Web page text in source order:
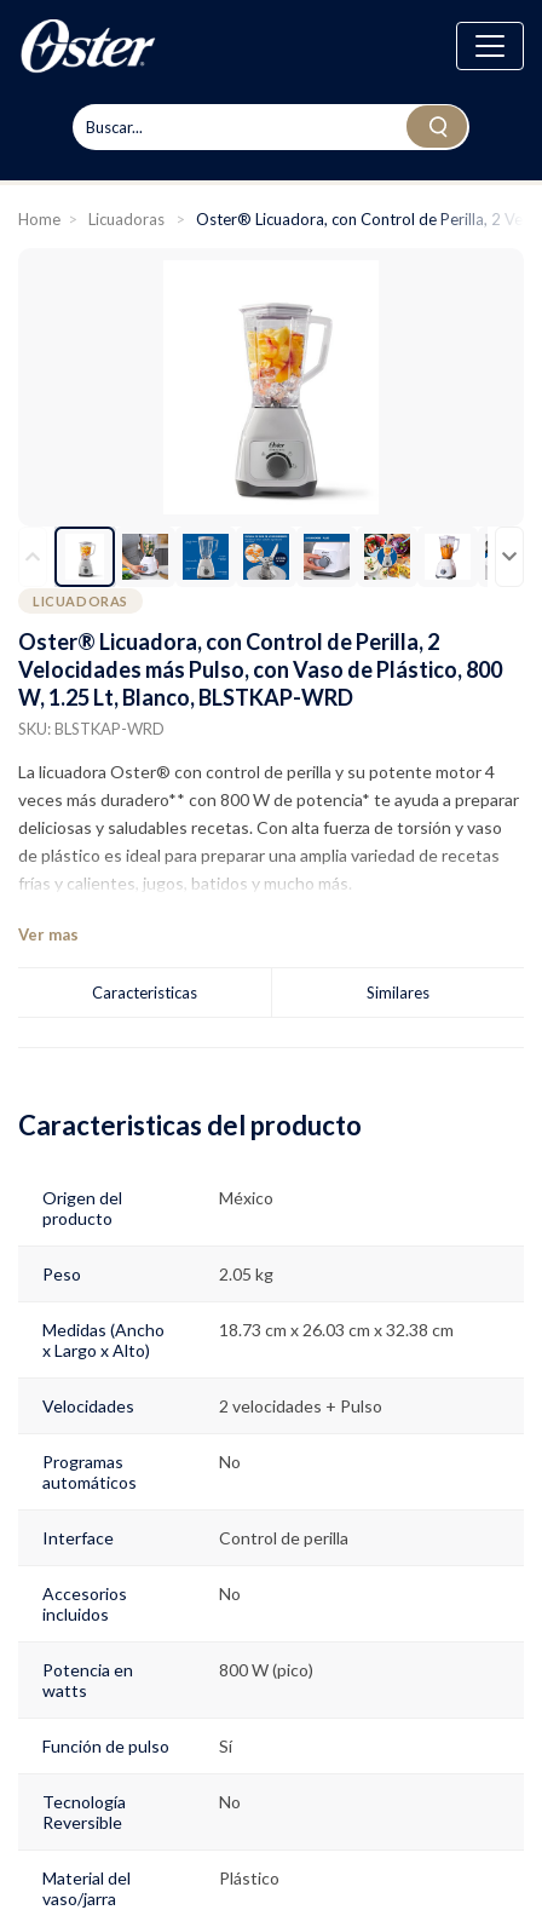
Home > Licuadoras > Oster® Licuadora, con Control de Perilla, 2
LICUADORAS
Oster® Licuadora, con Control de Perilla, 2
Velocidades más Pulso, con Vaso de Plástico, 800
W, 1.25 Lt, Blanco, BLSTKAP-WRD
SKU: BLSTKAP-WRD
La licuadora Oster® con control de perilla y su potente motor 4
veces más duradero** con 800 W de potencia* te ayuda a preparar
deliciosas y saludables recetas. Con alta fuerza de torsión y vaso
de plástico es ideal para preparar una amplia variedad de recetas
frías y calientes, jugos, batidos y mucho más.
Ver mas
Caracteristicas Similares
Caracteristicas del producto
Origen del
producto
México
Peso 2.05 kg
Medidas (Ancho
x Largo x Alto)
18.73 cm x 26.03 cm x 32.38 cm
Velocidades 2 velocidades + Pulso
Programas
automáticos
No
Interface Control de perilla
Accesorios
incluidos
No
Potencia en
watts
800 W (pico)
Función de pulso Sí
Tecnología
Reversible
No
Material del
vaso/jarra
Plástico